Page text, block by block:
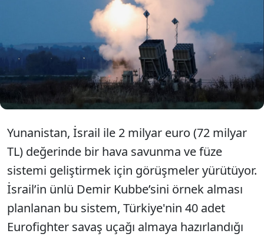
hava savunma ve füze sistemi geliştirmek için
görüşüyor. İsrail’in ünlü Demir Kubbe’sini örnek
alacak olan bu sistem, Yunanistan’ın Türkiye’nin
artan askeri gücüne karşı bölgede denge
sağlama çabalarının bir parçası olarak öne
çıkıyor.
Yunanistan, İsrail ile 2 milyar euro (72 milyar
TL) değerinde bir hava savunma ve füze
sistemi geliştirmek için görüşmeler yürütüyor.
İsrail’in ünlü Demir Kubbe’sini örnek alması
planlanan bu sistem, Türkiye'nin 40 adet
Eurofighter savaş uçağı almaya hazırlandığı